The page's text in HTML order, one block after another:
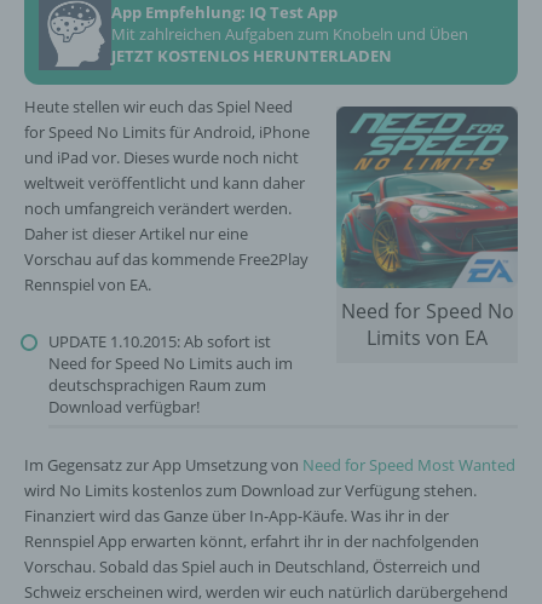
App Empfehlung: IQ Test App
Mit zahlreichen Aufgaben zum Knobeln und Üben
JETZT KOSTENLOS HERUNTERLADEN
Need for Speed No
Limits von EA
Heute stellen wir euch das Spiel Need
for Speed No Limits für Android, iPhone
und iPad vor. Dieses wurde noch nicht
weltweit veröffentlicht und kann daher
noch umfangreich verändert werden.
Daher ist dieser Artikel nur eine
Vorschau auf das kommende Free2Play
Rennspiel von EA.
UPDATE 1.10.2015: Ab sofort ist
Need for Speed No Limits auch im
deutschsprachigen Raum zum
Download verfügbar!
Im Gegensatz zur App Umsetzung von Need for Speed Most Wanted
wird No Limits kostenlos zum Download zur Verfügung stehen.
Finanziert wird das Ganze über In-App-Käufe. Was ihr in der
Rennspiel App erwarten könnt, erfahrt ihr in der nachfolgenden
Vorschau. Sobald das Spiel auch in Deutschland, Österreich und
Schweiz erscheinen wird, werden wir euch natürlich darübergehend